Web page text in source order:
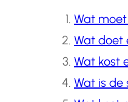
Wat
Wat doet
Wat kost
Wat is de